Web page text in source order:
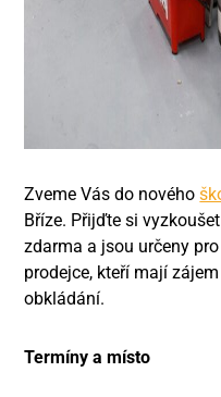
Zveme Vás do nového
Bříze. Přijďte si
zdarma a jsou určeny
prodejce, kteří mají
obkládání.
Termíny a místo